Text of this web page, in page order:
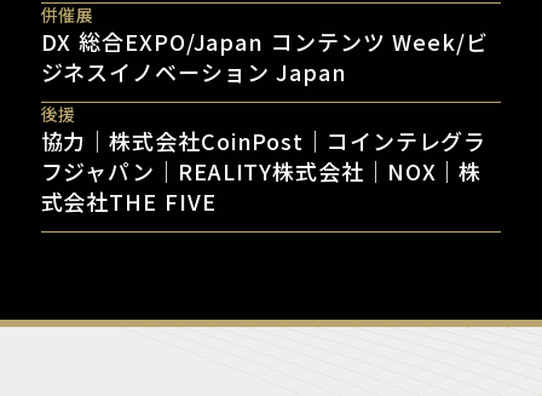
併催展
DX 総合EXPO/Japan コンテンツ Week/ビ
ジネスイノベーション Japan
後援
協力｜株式会社CoinPost｜コインテレグラ
フジャパン｜REALITY株式会社｜NOX｜株
式会社THE FIVE